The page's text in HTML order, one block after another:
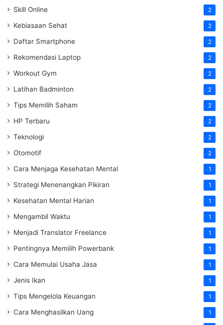
Skill Online 2
Kebiasaan Sehat 2
Daftar Smartphone 2
Rekomendasi Laptop 2
Workout Gym 2
Latihan Badminton 2
Tips Memilih Saham 2
HP Terbaru 2
Teknologi 2
Otomotif 2
Cara Menjaga Kesehatan Mental 1
Strategi Menenangkan Pikiran 1
Kesehatan Mental Harian 1
Mengambil Waktu 1
Menjadi Translator Freelance 1
Pentingnya Memilih Powerbank 1
Cara Memulai Usaha Jasa 1
Jenis Ikan 1
Tips Mengelola Keuangan 1
Cara Menghasilkan Uang 1